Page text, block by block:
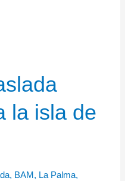
la isla de
, BAM , La Palma,